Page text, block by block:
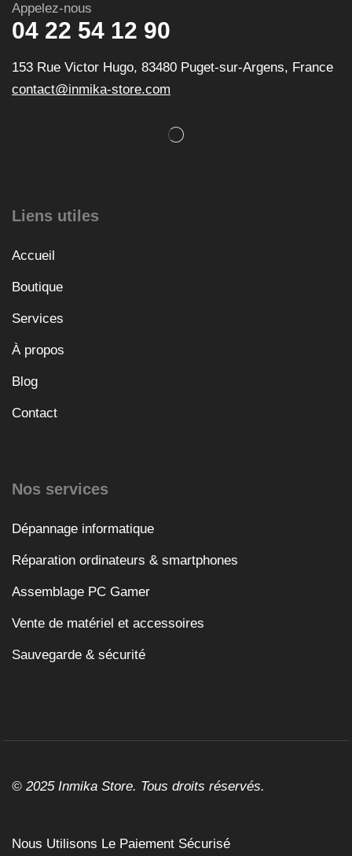
Appelez-nous
04 22 54 12 90
153 Rue Victor Hugo, 83480 Puget-sur-Argens, France
contact@inmika-store.com
Liens utiles
Accueil
Boutique
Services
À propos
Blog
Contact
Nos services
Dépannage informatique
Réparation ordinateurs & smartphones
Assemblage PC Gamer
Vente de matériel et accessoires
Sauvegarde & sécurité
© 2025 Inmika Store. Tous droits réservés.
Nous Utilisons Le Paiement Sécurisé